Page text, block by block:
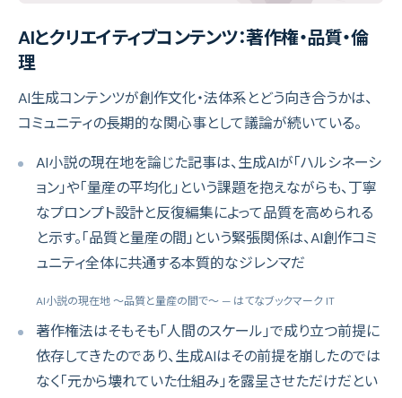
AIとクリエイティブコンテンツ：著作権・品質・倫
理
AI生成コンテンツが創作文化・法体系とどう向き合うかは、
コミュニティの長期的な関心事として議論が続いている。
AI小説の現在地を論じた記事は、生成AIが「ハルシネーシ
ョン」や「量産の平均化」という課題を抱えながらも、丁寧
なプロンプト設計と反復編集によって品質を高められる
と示す。「品質と量産の間」という緊張関係は、AI創作コミ
ュニティ全体に共通する本質的なジレンマだ
AI小説の現在地 〜品質と量産の間で〜 — はてなブックマーク IT
著作権法はそもそも「人間のスケール」で成り立つ前提に
依存してきたのであり、生成AIはその前提を崩したのでは
なく「元から壊れていた仕組み」を露呈させただけだとい